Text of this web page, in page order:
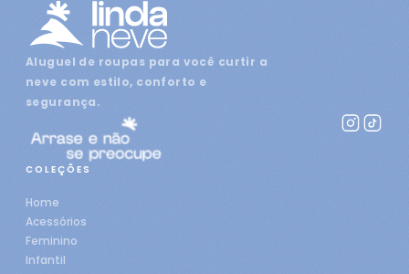
Aluguel de roupas para você curtir a
neve com estilo, conforto e
segurança.
COLEÇÕES
Home
Acessórios
Feminino
Infantil